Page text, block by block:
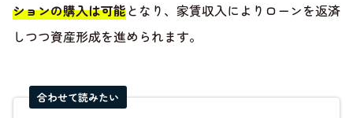
ションの購入は可能となり、家賃収入によりローンを返済
しつつ資産形成を進められます。
合わせて読みたい